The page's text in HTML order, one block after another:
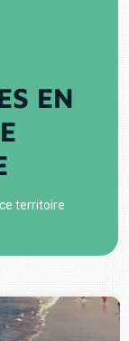
EN
territoire